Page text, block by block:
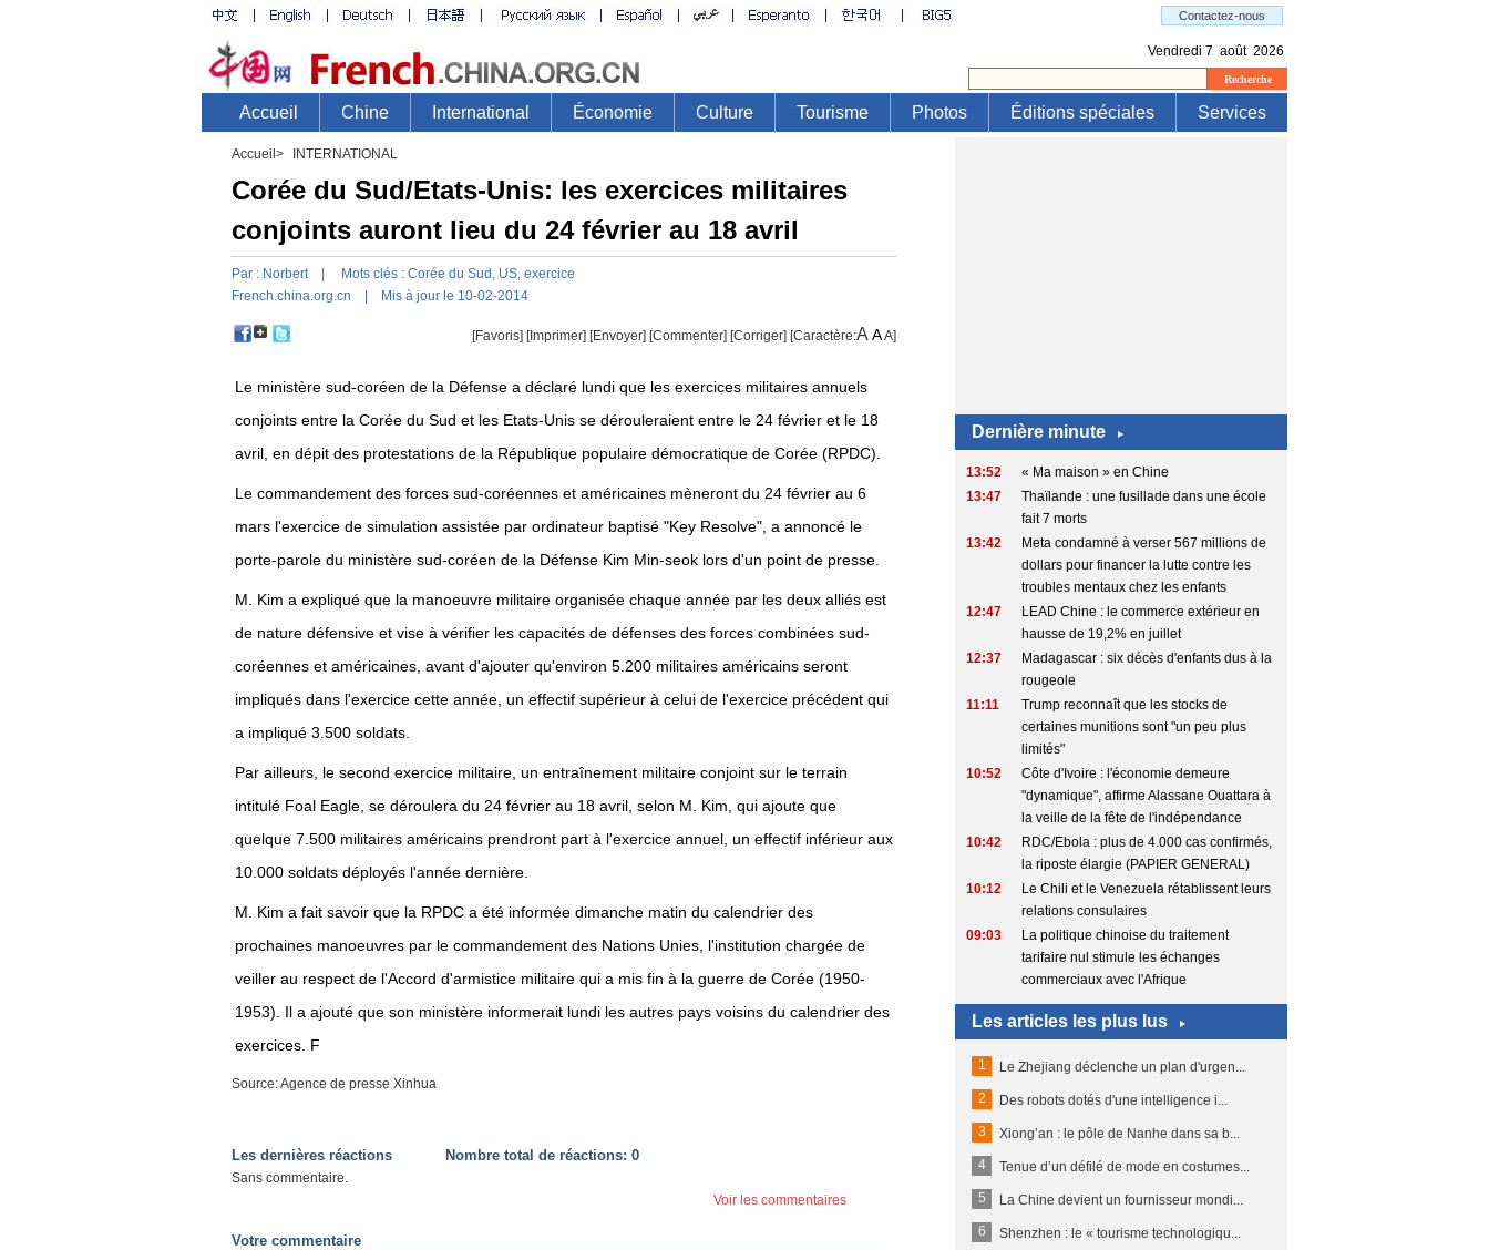
Accueil > INTERNATIONAL
Corée du Sud/Etats-Unis: les exercices militaires
conjoints auront lieu du 24 février au 18 avril
Par : Norbert| Mots clés : Corée du Sud , US, exercice
French.china.org.cn | Mis à jour le 10-02-2014
[Favoris] [Imprimer] [Envoyer] [Commenter] [Corriger] [Caractère:A AA]
Le ministère sud-coréen de la Défense a déclaré lundi que les exercices militaires annuels
conjoints entre la Corée du Sud et les Etats-Unis se dérouleraient entre le 24 février et le 18
avril, en dépit des protestations de la République populaire démocratique de Corée (RPDC).
Le commandement des forces sud-coréennes et américaines mèneront du 24 février au 6
mars l'exercice de simulation assistée par ordinateur baptisé "Key Resolve", a annoncé le
porte-parole du ministère sud-coréen de la Défense Kim Min-seok lors d'un point de presse.
M. Kim a expliqué que la manoeuvre militaire organisée chaque année par les deux alliés est
de nature défensive et vise à vérifier les capacités de défenses des forces combinées sud-
coréennes et américaines, avant d'ajouter qu'environ 5.200 militaires américains seront
impliqués dans l'exercice cette année, un effectif supérieur à celui de l'exercice précédent qui
a impliqué 3.500 soldats.
Par ailleurs, le second exercice militaire, un entraînement militaire conjoint sur le terrain
intitulé Foal Eagle, se déroulera du 24 février au 18 avril, selon M. Kim, qui ajoute que
quelque 7.500 militaires américains prendront part à l'exercice annuel, un effectif inférieur aux
10.000 soldats déployés l'année dernière.
M. Kim a fait savoir que la RPDC a été informée dimanche matin du calendrier des
prochaines manoeuvres par le commandement des Nations Unies, l'institution chargée de
veiller au respect de l'Accord d'armistice militaire qui a mis fin à la guerre de Corée (1950-
1953). Il a ajouté que son ministère informerait lundi les autres pays voisins du calendrier des
exercices. F
Source: Agence de presse Xinhua
Les dernières réactions Nombre total de réactions: 0
Sans commentaire.
Voir les commentaires
Votre commentaire